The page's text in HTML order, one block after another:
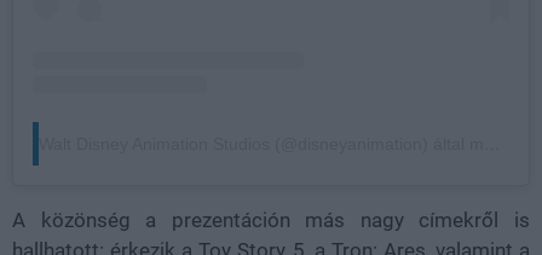
A közönség a prezentáción más nagy címekről is
hallhatott: érkezik a Toy Story 5, a Tron: Ares, valamint a